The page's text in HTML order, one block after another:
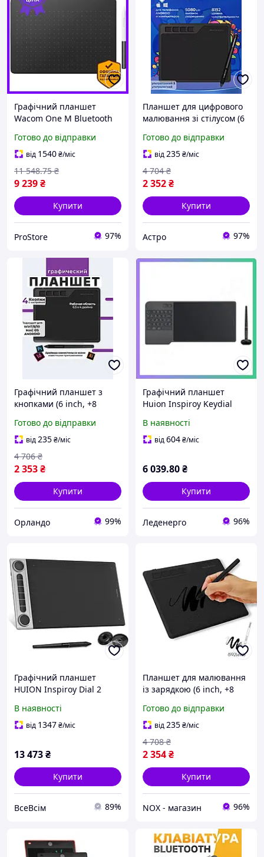
Графічний планшет
Wacom One M Bluetooth
редагування зображень з
чутливим пером
Готово до відправки
від 1540₴/міс
9 239₴
11 548.75 ₴
Купити
ProStore 97%
Планшет для цифрового
малювання зі стілусом (6
Компактний графічний
планшет, AST
Готово до відправки
від235₴/міс
2 352₴
4 704 ₴
Купити
Астро 97%
Графічний планшет з
кнопками (6 inch, +8
Компактний графічний
планшет, OLN
Готово до відправки
від235₴/міс
2 353₴
4 706 ₴
Купити
Орландо 99%
Графічний планшет
Huion Inspiroy Keydial
5080 LPI 8192 рівнів
Bluetooth для ма_PR
В наявності
від604₴/міс
6 039.80₴
Купити
Леденерго 96%
Графічний планшет
HUION Inspiroy Dial 2
з подвійним набором 6
програмованих кнопок
В наявності
від 1347₴/міс
13 473₴
Купити
ВсеВсім 89%
Планшет для малювання
із зарядкою (6 inch, +8
Компактний графічний
планшет для роботи, NOX
Готово до відправки
від235₴/міс
2 354₴
4 708 ₴
Купити
NOX - магазин 96%